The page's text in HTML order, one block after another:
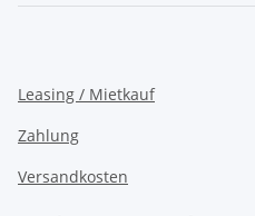
Leasing / Mietkauf
Zahlung
Versandkosten